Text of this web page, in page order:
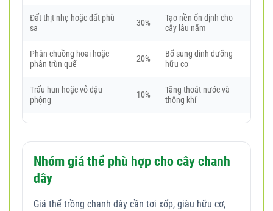
Đất thịt nhẹ hoặc đất phù
sa
30%
Tạo nền ổn định cho
cây lâu năm
Phân chuồng hoai hoặc
phân trùn quế
20%
Bổ sung dinh dưỡng
hữu cơ
Trấu hun hoặc vỏ đậu
phộng
10%
Tăng thoát nước và
thông khí
Nhóm giá thể phù hợp cho cây chanh
dây
Giá thể trồng chanh dây cần tơi xốp, giàu hữu cơ,